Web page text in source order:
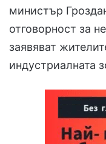
министър
отговорност за
заявяват
индустриалната